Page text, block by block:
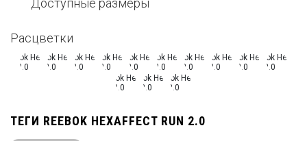
Доступные размеры
Расцветки
ТЕГИ REEBOK HEXAFFECT RUN 2.0